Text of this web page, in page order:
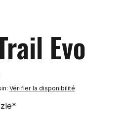
Evo
: Vérifier la disponibilité